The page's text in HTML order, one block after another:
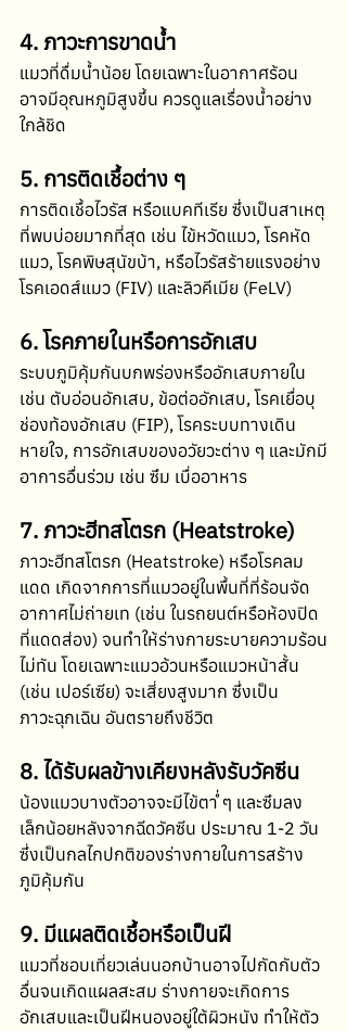
4. ภาวะการขาดน้ำ
แมวที่ดื่มน้ำน้อย โดยเฉพาะในอากาศร้อน
อาจมีอุณหภูมิสูงขึ้น ควรดูแลเรื่องน้ำอย่าง
ใกล้ชิด
5. การติดเชื้อต่าง ๆ
การติดเชื้อไวรัส หรือแบคทีเรีย ซึ่งเป็นสาเหตุ
ที่พบบ่อยมากที่สุด เช่น ไข้หวัดแมว, โรคหัด
แมว, โรคพิษสุนัขบ้า, หรือไวรัสร้ายแรงอย่าง
โรคเอดส์แมว (FIV) และลิวคีเมีย (FeLV)
6. โรคภายในหรือการอักเสบ
ระบบภูมิคุ้มกันบกพร่องหรืออักเสบภายใน
เช่น ตับอ่อนอักเสบ, ข้อต่ออักเสบ, โรคเยื่อบุ
ช่องท้องอักเสบ (FIP), โรคระบบทางเดิน
หายใจ, การอักเสบของอวัยวะต่าง ๆ และมักมี
อาการอื่นร่วม เช่น ซึม เบื่ออาหาร
7. ภาวะฮีทสโตรก (Heatstroke)
ภาวะฮีทสโตรก (Heatstroke) หรือโรคลม
แดด เกิดจากการที่แมวอยู่ในพื้นที่ที่ร้อนจัด
อากาศไม่ถ่ายเท (เช่น ในรถยนต์หรือห้องปิด
ที่แดดส่อง) จนทำให้ร่างกายระบายความร้อน
ไม่ทัน โดยเฉพาะแมวอ้วนหรือแมวหน้าสั้น
(เช่น เปอร์เซีย) จะเสี่ยงสูงมาก ซึ่งเป็น
ภาวะฉุกเฉิน อันตรายถึงชีวิต
8. ได้รับผลข้างเคียงหลังรับวัคซีน
น้องแมวบางตัวอาจจะมีไข้ต่ำ ๆ และซึมลง
เล็กน้อยหลังจากฉีดวัคซีน ประมาณ 1-2 วัน
ซึ่งเป็นกลไกปกติของร่างกายในการสร้าง
ภูมิคุ้มกัน
9. มีแผลติดเชื้อหรือเป็นฝี
แมวที่ชอบเที่ยวเล่นนอกบ้านอาจไปกัดกับตัว
อื่นจนเกิดแผลสะสม ร่างกายจะเกิดการ
อักเสบและเป็นฝีหนองอยู่ใต้ผิวหนัง ทำให้ตัว